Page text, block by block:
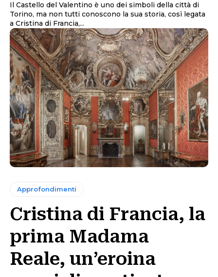
Il Castello del Valentino è uno dei simboli della città di
Torino, ma non tutti conoscono la sua storia, così legata
a Cristina di Francia,...
Approfondimenti
Cristina di Francia, la
prima Madama
Reale, un’eroina